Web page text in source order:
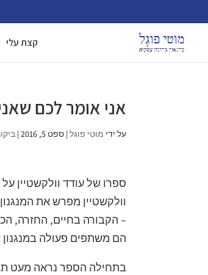
קצת עלי
אני אומר לכם
על ידי מוטי פוגל|ספט 5, 2016 |
ספרו של עודד וולקשטיין
וולקשטיין מפרש את
– הקבורה בחיים, החזרה,
הם משתפים פעולה
בתחילה הספר נראה מעט